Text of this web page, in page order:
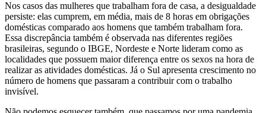
Nos casos das mulheres que trabalham fora de casa, a desigualdade
persiste: elas cumprem, em média, mais de 8 horas em obrigações
domésticas comparado aos homens que também trabalham fora.
Essa discrepância também é observada nas diferentes regiões
brasileiras, segundo o IBGE, Nordeste e Norte lideram como as
localidades que possuem maior diferença entre os sexos na hora de
realizar as atividades domésticas. Já o Sul apresenta crescimento no
número de homens que passaram a contribuir com o trabalho
invisível.